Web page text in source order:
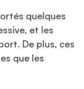
quelques
et les
De plus, ces
que les